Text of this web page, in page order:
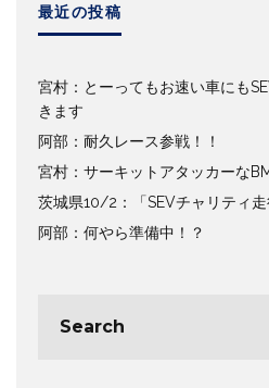
最近の投稿
宮村：とーってもお速い車にも
きます
阿部：耐久レース参戦！！
宮村：サーキットアタッカーな
茨城県10/2：「SEVチャリティ
阿部：何やら準備中！？